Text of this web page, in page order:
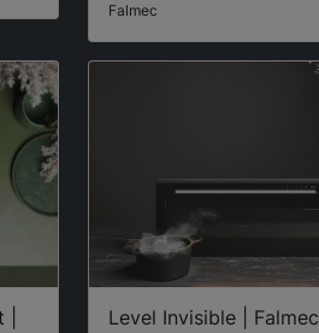
Falmec
Level Invisible | Falmec